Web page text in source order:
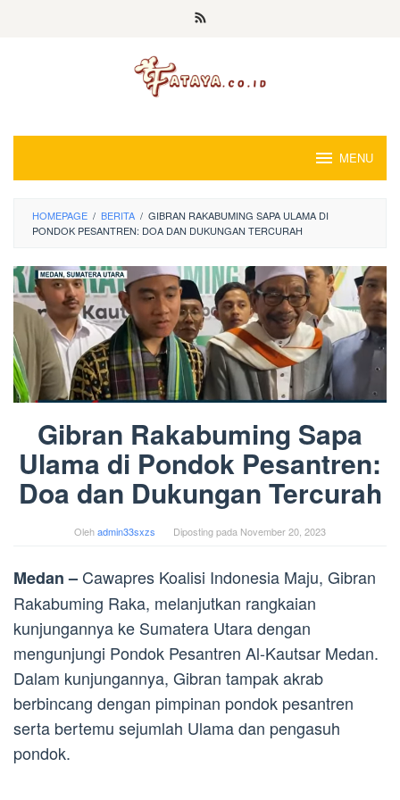
MENU
HOMEPAGE / BERITA / GIBRAN RAKABUMING SAPA ULAMA DI
PONDOK PESANTREN: DOA DAN DUKUNGAN TERCURAH
Gibran Rakabuming Sapa
Ulama di Pondok Pesantren:
Doa dan Dukungan Tercurah
Olehadmin33sxzs Diposting pada November 20, 2023
Medan – Cawapres Koalisi Indonesia Maju, Gibran
Rakabuming Raka, melanjutkan rangkaian
kunjungannya ke Sumatera Utara dengan
mengunjungi Pondok Pesantren Al-Kautsar Medan.
Dalam kunjungannya, Gibran tampak akrab
berbincang dengan pimpinan pondok pesantren
serta bertemu sejumlah Ulama dan pengasuh
pondok.